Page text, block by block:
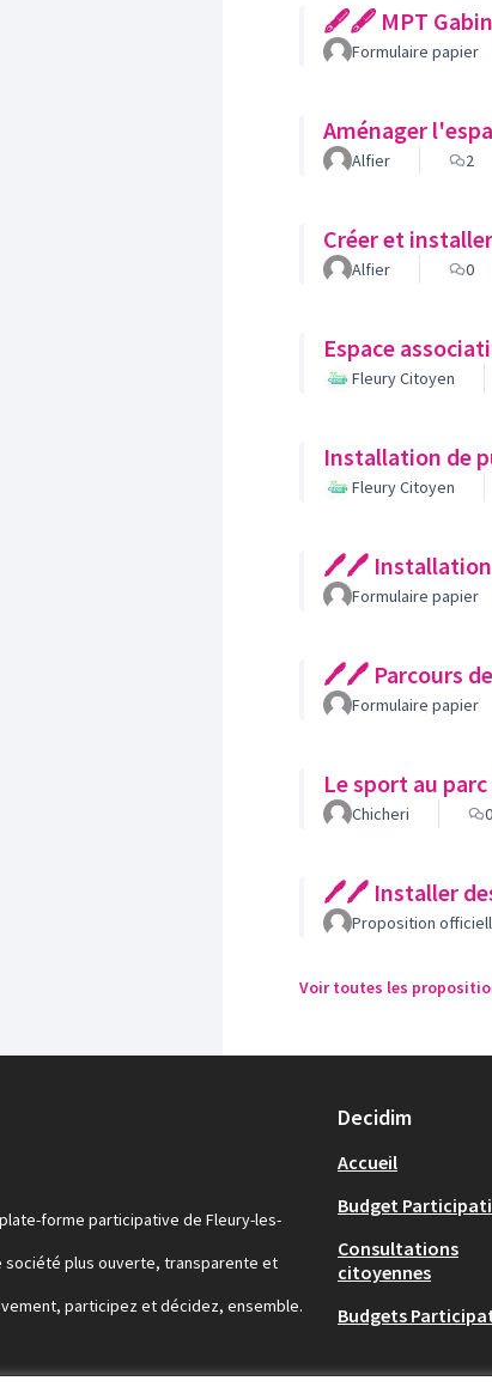
🖋🖋 MPT Gabin
Formulaire papier
Aménager
Alfier 2
Créer et
Alfier 0
Espace
Fleury Citoyen
Installation de
Fleury Citoyen
🖊🖊 Installation
Formulaire papier
🖊🖊 Parcours de
Formulaire papier
Le sport au
Chicheri 0
🖊🖊 Installer des
Proposition
Voir toutes les
forme participative de Fleury-les-
société plus ouverte, transparente et
participez et décidez, ensemble.
Decidim
Accueil
Budget
Consultations
citoyennes
Budgets